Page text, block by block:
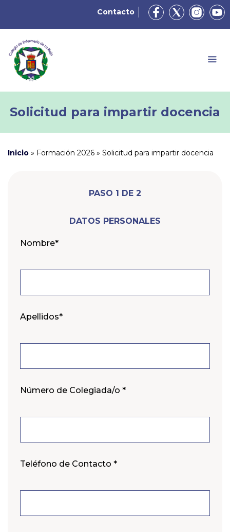
Contacto
Solicitud para impartir docencia
Inicio » Formación 2026 » Solicitud para impartir docencia
PASO 1 DE 2
DATOS PERSONALES
Nombre*
Apellidos*
Número de Colegiada/o *
Teléfono de Contacto *